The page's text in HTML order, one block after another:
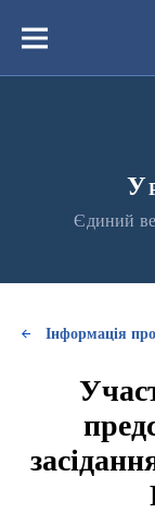
вмістуМеню
Єдиний
Інформація